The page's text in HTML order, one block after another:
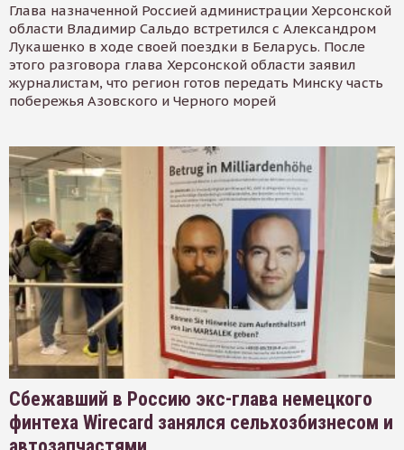
Глава назначенной Россией администрации Херсонской
области Владимир Сальдо встретился с Александром
Лукашенко в ходе своей поездки в Беларусь. После
этого разговора глава Херсонской области заявил
журналистам, что регион готов передать Минску часть
побережья Азовского и Черного морей
Сбежавший в Россию экс-глава немецкого
финтеха Wirecard занялся сельхозбизнесом и